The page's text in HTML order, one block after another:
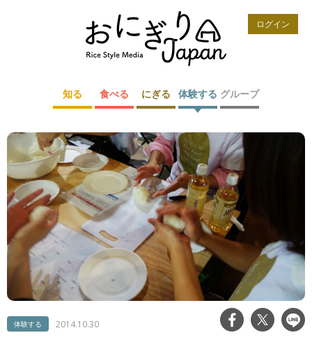
ログイン
知る 食べる にぎる 体験する グループ
体験する 2014.10.30